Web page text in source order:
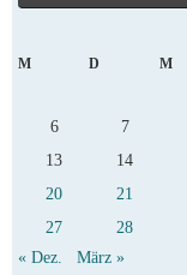
M
D M
6
7
13
14
20
21
27
28
« Dez.
März »